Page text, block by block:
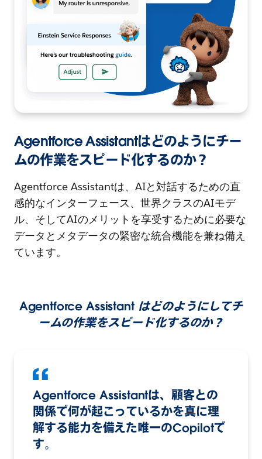
Agentforce Assistantはどのようにチー
ムの作業をスピード化するのか？
Agentforce Assistantは、AIと対話するための直
感的なインターフェース、世界クラスのAIモデ
ル、そしてAIのメリットを享受するために必要な
データとメタデータの緊密な統合機能を兼ね備え
ています。
Agentforce Assistant はどのようにしてチ
ームの作業をスピード化するのか？
Agentforce Assistantは、顧客との
関係で何が起こっているかを真に理
解する能力を備えた唯一のCopilotで
す。